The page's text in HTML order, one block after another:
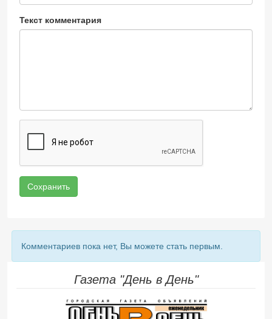
Текст комментария
Сохранить
Комментариев пока нет, Вы можете стать первым.
Газета "День в День"